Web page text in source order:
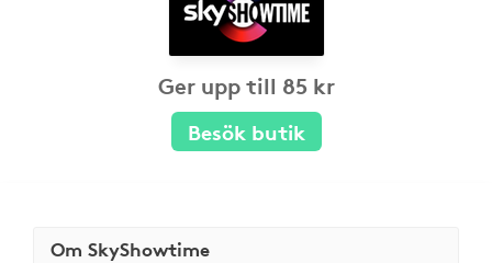
Ger upp till 85 kr
Besök butik
Om SkyShowtime